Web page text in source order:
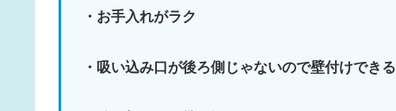
・お手入れがラク
・吸い込み口が後ろ側じゃないので壁付けできる